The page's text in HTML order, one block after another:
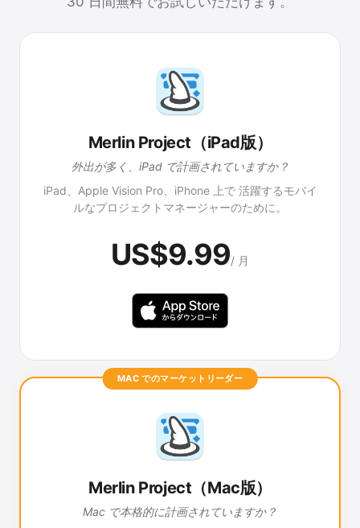
Merlin Project（iPad版）
外出が多く、iPad で計画されていますか？
iPad、Apple Vision Pro、iPhone 上で 活躍するモバイ
ルなプロジェクトマネージャーのために。
US$9.99/ 月
MAC でのマーケットリーダー
Merlin Project（Mac版）
Mac で本格的に計画されていますか？